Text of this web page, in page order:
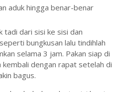
aduk hingga benar-benar
tadi dari sisi ke sisi dan
bungkusan lalu tindihlah
selama 3 jam. Pakan siap di
dengan rapat setelah di
bagus.